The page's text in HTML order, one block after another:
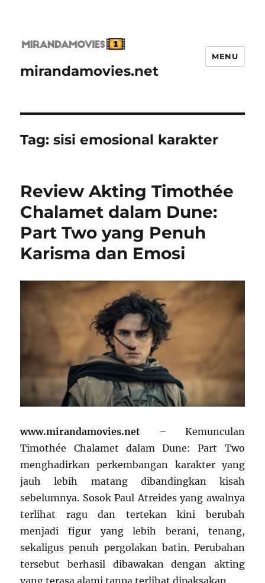
mirandamovies.net
MENU
Tag:sisi emosional karakter
Review Akting Timothée
Chalamet dalam Dune:
Part Two yang Penuh
Karisma dan Emosi
www.mirandamovies.net – Kemunculan
Timothée Chalamet dalamDune: Part Two
menghadirkan perkembangan karakter yang
jauh lebih matang dibandingkan kisah
sebelumnya. Sosok Paul Atreides yang awalnya
terlihat ragu dan tertekan kini berubah
menjadi figur yang lebih berani, tenang,
sekaligus penuh pergolakan batin. Perubahan
tersebut berhasil dibawakan dengan akting